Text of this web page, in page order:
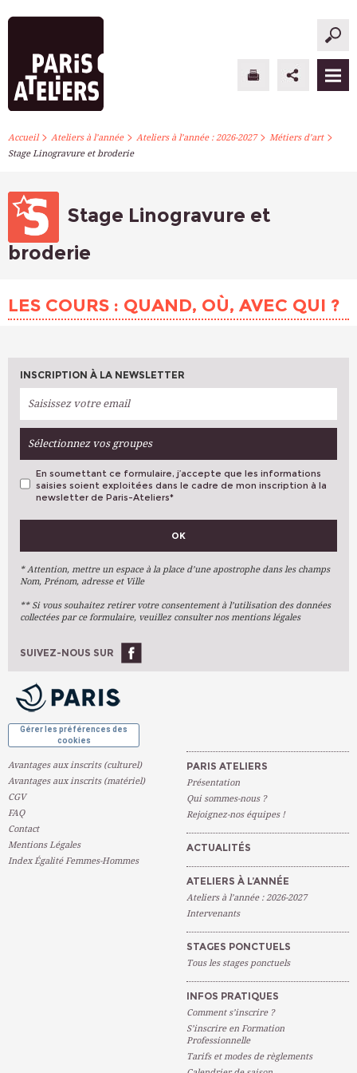
PARIS ATELIERS
ATELIERS À L’ANNÉE
S’INSCRIRE
Accueil> Ateliers à l’année> Ateliers à l’année : 2026-2027> Métiers d’art>
Stage Linogravure et broderie
Stage Linogravure et
broderie
LES COURS : QUAND, OÙ, AVEC QUI ?
INSCRIPTION À LA NEWSLETTER
Sélectionnez vos groupes
VOS PRÉFÉRENCES
Arts Plastiques
Arts Du Texte
Arts Numériques
Ateliers À L'année
En soumettant ce formulaire, j’accepte que les informations
saisies soient exploitées dans le cadre de mon inscription à la
newsletter de Paris-Ateliers*
OK
* Attention, mettre un espace à la place d’une apostrophe dans les champs
Nom, Prénom, adresse et Ville
** Si vous souhaitez retirer votre consentement à l’utilisation des données
collectées par ce formulaire, veuillez consulter nos mentions légales
SUIVEZ-NOUS SUR
Gérer les préférences des
cookies
Avantages aux inscrits (culturel)
Avantages aux inscrits (matériel)
CGV
FAQ
Contact
Mentions Légales
Index Égalité Femmes-Hommes
PARIS ATELIERS
Présentation
Qui sommes-nous ?
Rejoignez-nos équipes !
ACTUALITÉS
ATELIERS À L’ANNÉE
Ateliers à l’année : 2026-2027
Intervenants
STAGES PONCTUELS
Tous les stages ponctuels
INFOS PRATIQUES
Comment s’inscrire ?
S’inscrire en Formation
Professionnelle
Tarifs et modes de règlements